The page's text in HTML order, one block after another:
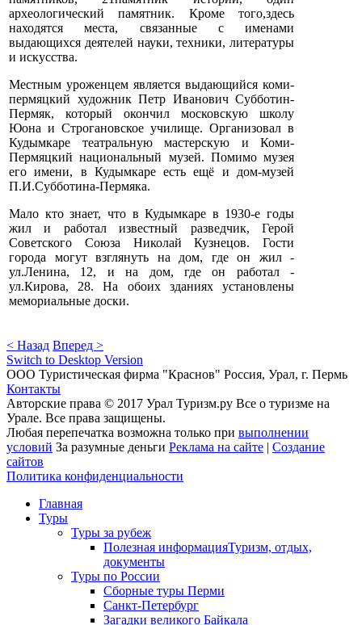
археологический памятник. Кроме того,здесь
находятся места, связанные с именами
выдающихся деятелей науки, техники, литературы
и искусства.
Местным уроженцем является выдающийся коми-
пермяцкий художник Петр Иванович Субботин-
Пермяк, который окончил московскую школу
Юона и Строгановское училище. Организовал в
Кудымкаре театральную мастерскую и Коми-
Пермяцкий национальный музей. Помимо музея
его имени, в Кудымкаре есть ещё и дом-музей
П.И.Субботина-Пермяка.
Мало кто знает, что в Кудымкаре в 1930-е годы
жил и работал известный разведчик, Герой
Советского Союза Николай Кузнецов. Гости
города могут взглянуть на дом, где он жил -
ул.Ленина, 12, и на дом, где он работал -
ул.Кирова, 28. На обоих зданиях установлены
мемориальные доски.
< Назад Вперед >
Switch to Desktop Version
ООО Туристическая фирма "Краснов" Россия, Урал, г. Пермь
Контакты
Авторские права © 2017 Урал Туризм.ру Все о туризме на
Урале. Все права защищены.
Любая перепечатка возможна только при выполнении
условий За разумные деньги Реклама на сайте | Создание
сайтов
Политика конфиденциальности
Главная
Туры
Туры за рубеж
Полезная информацияТуризм, отдых,
документы
Туры по России
Сборные туры Перми
Санкт-Петербург
Загадки великого Байкала